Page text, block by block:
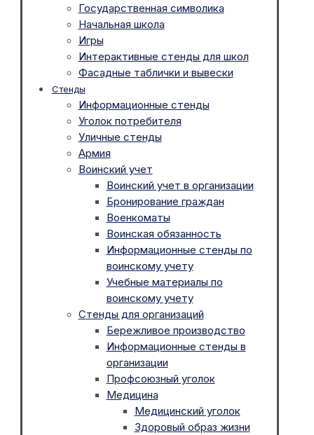
Государственная символика
Начальная школа
Игры
Интерактивные стенды для школ
Фасадные таблички и вывески
Стенды
Информационные стенды
Уголок потребителя
Уличные стенды
Армия
Воинский учет
Воинский учет в организации
Бронирование граждан
Военкоматы
Воинская обязанность
Информационные стенды по
воинскому учету
Учебные материалы по
воинскому учету
Стенды для организаций
Бережливое производство
Информационные стенды в
организации
Профсоюзный уголок
Медицина
Медицинский уголок
Здоровый образ жизни